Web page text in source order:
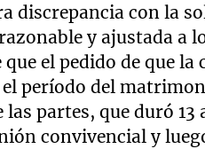
discrepancia con la
y ajustada a
el pedido de que
período del
partes, que duró 13
convivencial y